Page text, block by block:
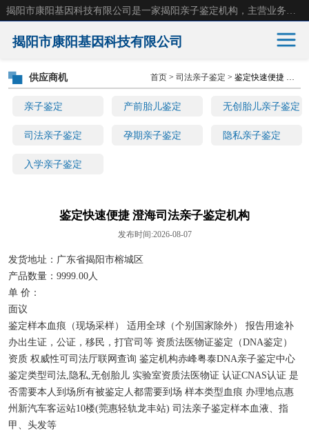
揭阳市康阳基因科技有限公司
亲子鉴定 产前胎儿鉴定 无创胎儿亲子鉴定
司法亲子鉴定 孕期亲子鉴定 隐私亲子鉴定
入学亲子鉴定
供应商机 首页 > 司法亲子鉴定 > 鉴定快速便捷 澄海司法亲子鉴定机构
鉴定快速便捷 澄海司法亲子鉴定机构
发布时间:2026-08-07
发货地址：广东省揭阳市榕城区
产品数量：9999.00人
单 价：
面议
鉴定样本血痕（现场采样） 适用全球（个别国家除外） 报告用途补
办出生证，公证，移民，打官司等 资质法医物证鉴定（DNA鉴定）
资质 权威性可司法厅联网查询 鉴定机构赤峰粤泰DNA亲子鉴定中心
鉴定类型司法,隐私,无创胎儿 实验室资质法医物证 认证CNAS认证 是
否需要本人到场所有被鉴定人都需要到场 样本类型血痕 办理地点惠
州新汽车客运站10楼(莞惠轻轨龙丰站) 司法亲子鉴定样本血液、指
甲、头发等
亲子鉴定 产前胎儿鉴定
无创胎儿亲子鉴定 司法亲子鉴定
孕期亲子鉴定